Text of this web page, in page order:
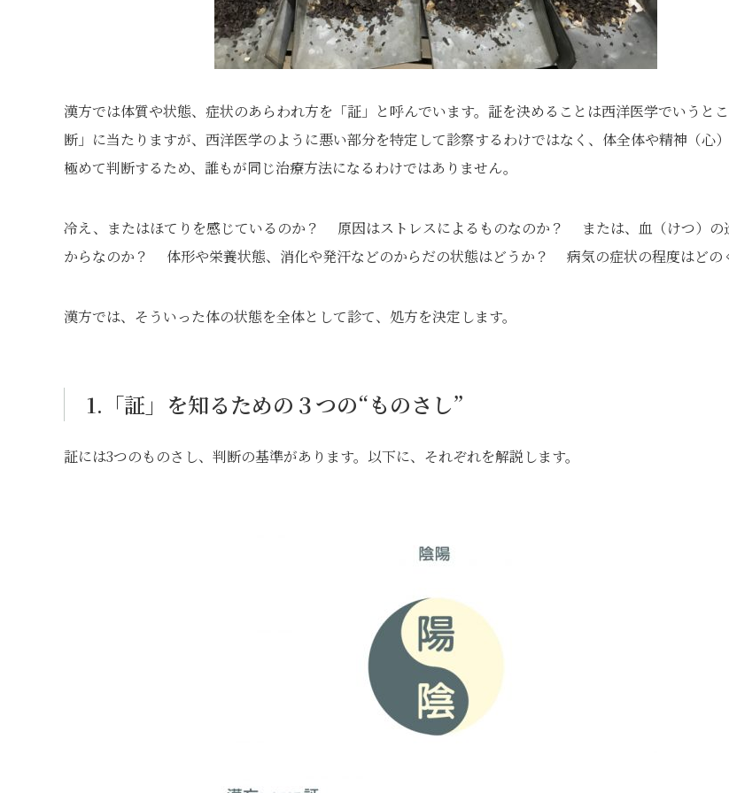
漢方では体質や状態、症状のあらわれ方を「証」と呼んでいます。証を決めることは西洋医学でいうと
断」に当たりますが、西洋医学のように悪い部分を特定して診察するわけではなく、体全体や精神（心
極めて判断するため、誰もが同じ治療方法になるわけではありません。
冷え、またはほてりを感じているのか？ 原因はストレスによるものなのか？ または、血（けつ）の
からなのか？ 体形や栄養状態、消化や発汗などのからだの状態はどうか？ 病気の症状の程度はどの
漢方では、そういった体の状態を全体として診て、処方を決定します。
1.「証」を知るための３つの“ものさし”
証には3つのものさし、判断の基準があります。以下に、それぞれを解説します。